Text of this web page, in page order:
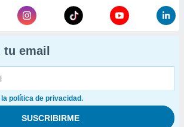
email
política de privacidad.